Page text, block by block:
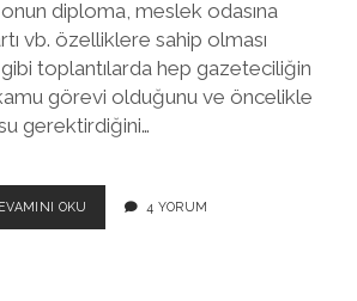
diploma, meslek odasına
vb. özelliklere sahip olması
toplantılarda hep gazeteciliğin
görevi olduğunu ve öncelikle
gerektirdiğini…
OKU
ILETIŞIMCILER,
4 YORUM